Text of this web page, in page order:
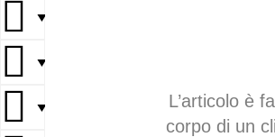
▼
▼
▼
L’articolo è
corpo di un